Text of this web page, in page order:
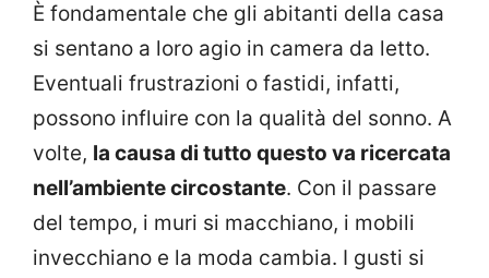
È fondamentale che gli abitanti della casa
si sentano a loro agio in camera da letto.
Eventuali frustrazioni o fastidi, infatti,
possono influire con la qualità del sonno. A
volte, la causa di tutto questo va ricercata
nell’ambiente circostante. Con il passare
del tempo, i muri si macchiano, i mobili
invecchiano e la moda cambia. I gusti si